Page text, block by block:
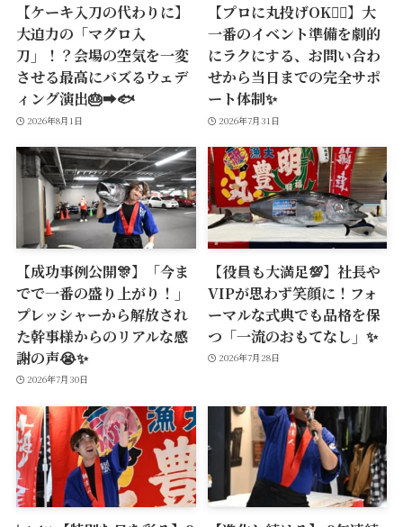
【ケーキ入刀の代わりに】
大迫力の「マグロ入
刀」！？会場の空気を一変
させる最高にバズるウェデ
ィング演出🎂➡️🐟
2026年8月1日
【プロに丸投げOK🙆‍♂️】大
一番のイベント準備を劇的
にラクにする、お問い合わ
せから当日までの完全サポ
ート体制✨
2026年7月31日
【成功事例公開🎊】「今ま
でで一番の盛り上がり！」
プレッシャーから解放され
た幹事様からのリアルな感
謝の声😭✨
2026年7月30日
【役員も大満足💯】社長や
VIPが思わず笑顔に！フォ
ーマルな式典でも品格を保
つ「一流のおもてなし」✨
2026年7月28日